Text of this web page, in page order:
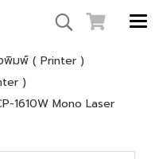
พิมพ์ ( Printer )
)
1610W Mono Laser